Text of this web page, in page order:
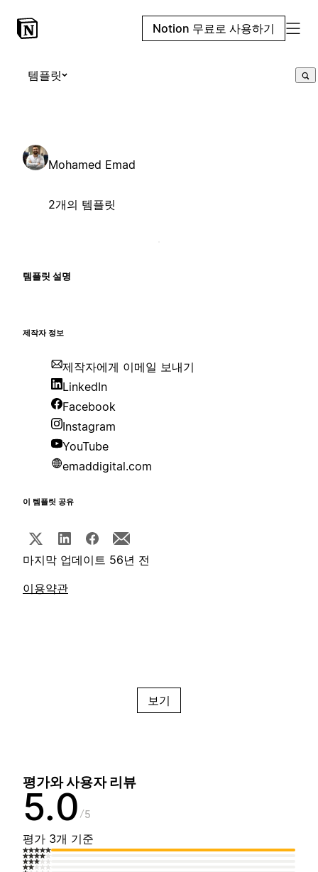
Notion 무료로 사용하기
템플릿
Mohamed Emad
2개의 템플릿
템플릿 설명
제작자 정보
제작자에게 이메일 보내기
LinkedIn
Facebook
Instagram
YouTube
emaddigital.com
이 템플릿 공유
마지막 업데이트 56년 전
이용약관
보기
평가와 사용자 리뷰
5.0 5
평가 3개 기준